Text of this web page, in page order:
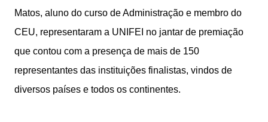
Matos, aluno do curso de Administração e membro do
CEU, representaram a UNIFEI no jantar de premiação
que contou com a presença de mais de 150
representantes das instituições finalistas, vindos de
diversos países e todos os continentes.